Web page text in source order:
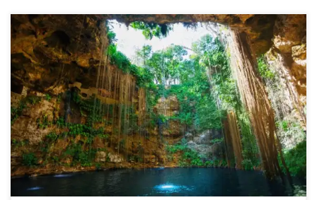
Wenn es eine Sache gibt, die die Erde im Laufe der Jahrtausende
gut kann, dann ist es, uns mit ihren einzigartigen Schöpfungen zu
überraschen. Unter den vielen Wundern, die unser Planet zu
bieten hat, sind die Dolinen wahre geologische Juwelen. Stellen
Sie sich vor, Sie laufen durch eine idyllische Landschaft und stehen
[…]